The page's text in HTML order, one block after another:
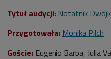
Tytuł audycji: Notatnik Dwójki
Przygotowała: Monika Pilch
Goście: Eugenio Barba, Julia